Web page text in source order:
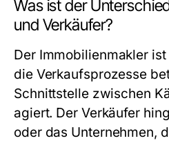
Was ist der
und Verkäufer?
Der Immobilienmakler
die Verkaufsprozesse
Schnittstelle zwischen
agiert. Der Verkäufer
oder das Unternehmen,